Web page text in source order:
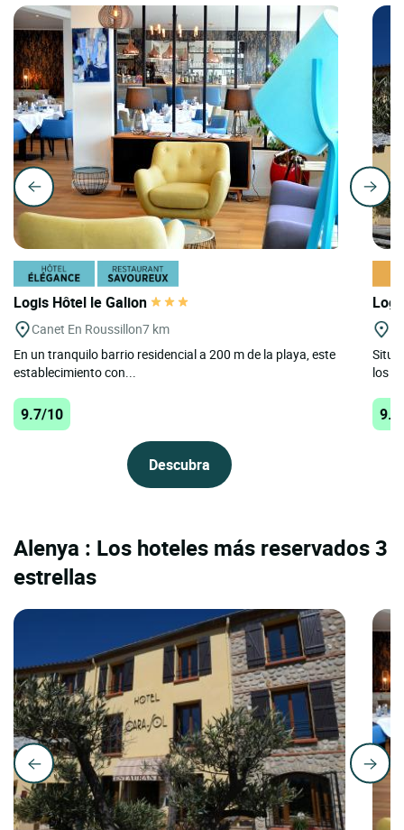
Logis Hôtel le Galion
Canet En Roussillon7 km
En un tranquilo barrio residencial a 200 m de la playa, este
establecimiento con...
9.7/10
Descubra
los
Alenya : Los hoteles más reservados 3
estrellas